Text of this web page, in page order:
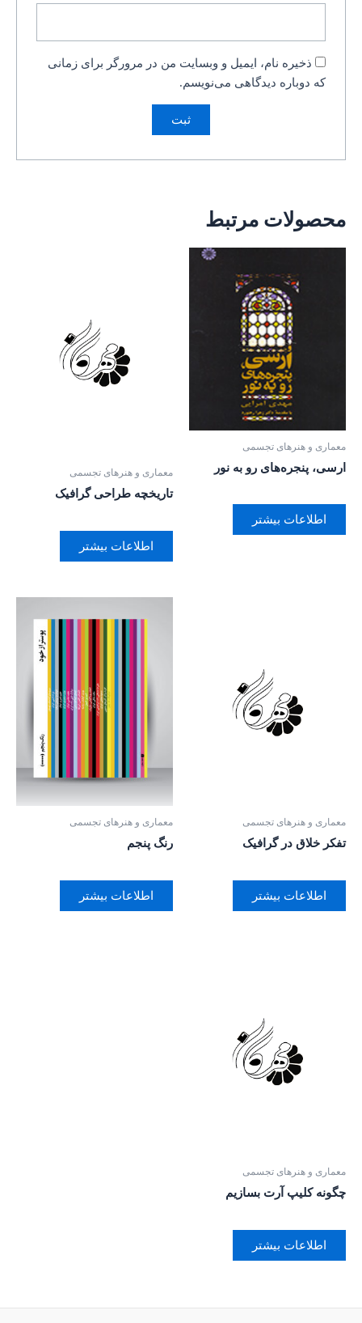
ذخیره نام، ایمیل و وبسایت من در مرورگر برای زمانی
که دوباره دیدگاهی می‌نویسم.
محصولات مرتبط
معماری و هنرهای تجسمی
ارسی، پنجره‌های رو به نور
اطلاعات بیشتر
معماری و هنرهای تجسمی
تاریخچه طراحی گرافیک
اطلاعات بیشتر
معماری و هنرهای تجسمی
تفکر خلاق در گرافیک
اطلاعات بیشتر
معماری و هنرهای تجسمی
رنگ پنجم
اطلاعات بیشتر
معماری و هنرهای تجسمی
چگونه کلیپ آرت بسازیم
اطلاعات بیشتر